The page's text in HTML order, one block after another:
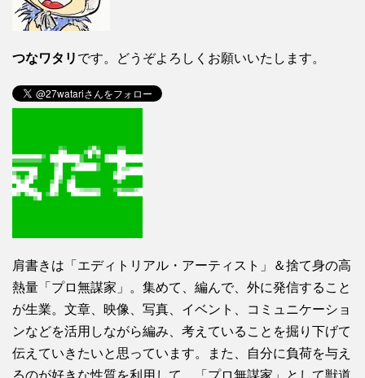
つなワタリ です。どうぞよろしくお願いいたします。
肩書きは「エディトリアル・アーティスト」＆捨て身の高
熱量「プロ無謀家」。集めて、編んで、外に発信すること
が生業。文章、映像、写真、イベント、コミュニケーショ
ンなどを活用しながら編み、考えていることを掘り下げて
伝えていきたいと思っています。また、自分に負荷を与え
るのが好きな性質を利用して、「プロ無謀家」として獣道